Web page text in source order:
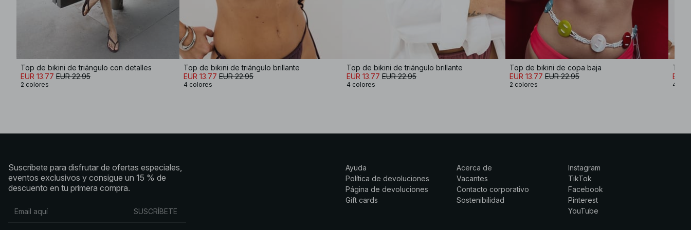
Top de bikini de triángulo con detalles
EUR 13.77 EUR 22.95
2 colores
Top de bikini de triángulo brillante
EUR 13.77 EUR 22.95
4 colores
Top de bikini de triángulo brillante
EUR 13.77 EUR 22.95
4 colores
Top de bikini de copa baja
EUR 13.77 EUR 22.95
2 colores
Top
EUR
4
Suscríbete para disfrutar de ofertas especiales,
eventos exclusivos y consigue un 15 % de
descuento en tu primera compra.
SUSCRÍBETE
Ayuda
Política de devoluciones
Página de devoluciones
Gift cards
Acerca de
Vacantes
Contacto corporativo
Sostenibilidad
Instagram
TikTok
Facebook
Pinterest
YouTube